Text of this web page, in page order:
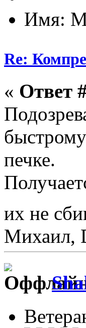
Имя:
Re:
« Ответ
печке.
их не
Михаил,